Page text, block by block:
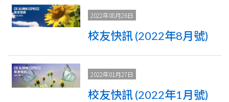
2022年08月26日
校友快訊 (2022年8月號)
2022年01月27日
校友快訊 (2022年1月號)